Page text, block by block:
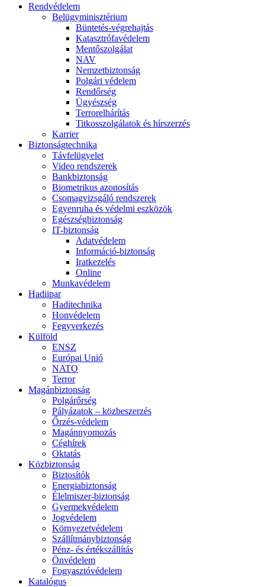
Rendvédelem
Belügyminisztérium
Büntetés-végrehajtás
Katasztrófavédelem
Mentőszolgálat
NAV
Nemzetbiztonság
Polgári védelem
Rendőrség
Ügyészség
Terrorelhárítás
Titkosszolgálatok és hírszerzés
Karrier
Biztonságtechnika
Távfelügyelet
Video rendszerek
Bankbiztonság
Biometrikus azonosítás
Csomagvizsgáló rendszerek
Egyenruha és védelmi eszközök
Egészségbiztonság
IT-biztonság
Adatvédelem
Információ-biztonság
Iratkezelés
Online
Munkavédelem
Hadiipar
Haditechnika
Honvédelem
Fegyverkezés
Külföld
ENSZ
Európai Unió
NATO
Terror
Magánbiztonság
Polgárőrség
Pályázatok – közbeszerzés
Őrzés-védelem
Magánnyomozás
Céghírek
Oktatás
Közbiztonság
Biztosítók
Energiabiztonság
Élelmiszer-biztonság
Gyermekvédelem
Jogvédelem
Környezetvédelem
Szállítmánybiztonság
Pénz- és értékszállítás
Önvédelem
Fogyasztóvédelem
Katalógus